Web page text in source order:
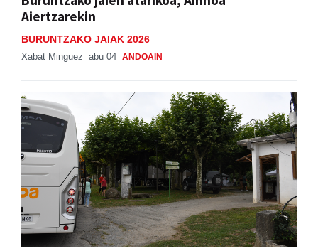
Aiertzarekin
BURUNTZAKO JAIAK 2026
Xabat Minguez abu 04 ANDOAIN